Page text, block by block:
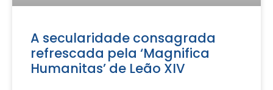
A secularidade consagrada
refrescada pela ‘Magnifica
Humanitas’ de Leão XIV